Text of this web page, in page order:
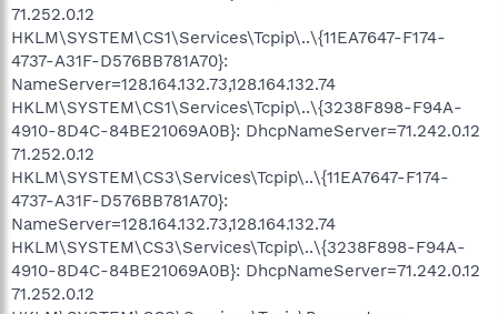
71.252.0.12
HKLM\SYSTEM\CS1\Services\Tcpip\..\{11EA7647-F174-
4737-A31F-D576BB781A70}:
NameServer=128.164.132.73,128.164.132.74
HKLM\SYSTEM\CS1\Services\Tcpip\..\{3238F898-F94A-
4910-8D4C-84BE21069A0B}: DhcpNameServer=71.242.0.12
71.252.0.12
HKLM\SYSTEM\CS3\Services\Tcpip\..\{11EA7647-F174-
4737-A31F-D576BB781A70}:
NameServer=128.164.132.73,128.164.132.74
HKLM\SYSTEM\CS3\Services\Tcpip\..\{3238F898-F94A-
4910-8D4C-84BE21069A0B}: DhcpNameServer=71.242.0.12
71.252.0.12